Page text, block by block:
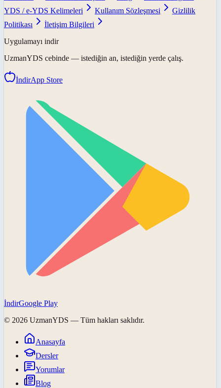
YDS / e-YDS Kelimeleri
Kullanım Sözleşmesi
Gizlilik
Politikası
İletişim Bilgileri
Uygulamayı indir
UzmanYDS cebinde — istediğin an, istediğin yerde çalış.
İndirApp Store
İndirGoogle Play
© 2026 UzmanYDS — Tüm hakları saklıdır.
Anasayfa
Dersler
Yorumlar
Blog